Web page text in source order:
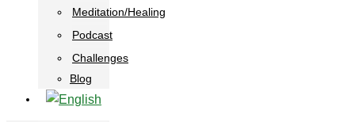
Meditation/Healing
Podcast
Challenges
Blog